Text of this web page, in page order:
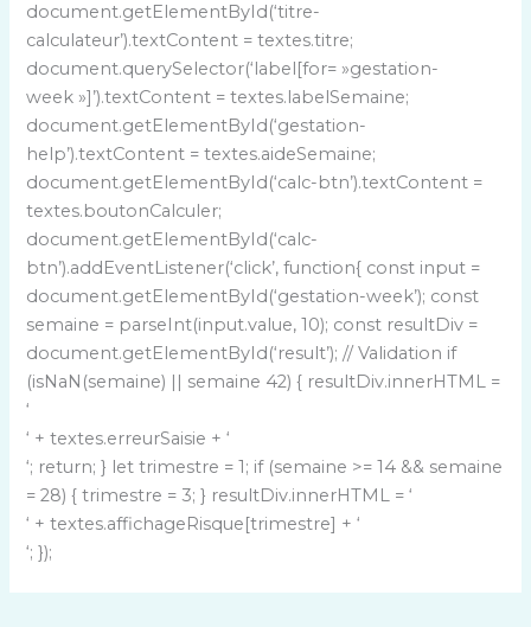
document.getElementById(‘titre-
calculateur’).textContent = textes.titre;
document.querySelector(‘label[for= »gestation-
week »]’).textContent = textes.labelSemaine;
document.getElementById(‘gestation-
help’).textContent = textes.aideSemaine;
document.getElementById(‘calc-btn’).textContent =
textes.boutonCalculer;
document.getElementById(‘calc-
btn’).addEventListener(‘click’, function{ const input =
document.getElementById(‘gestation-week’); const
semaine = parseInt(input.value, 10); const resultDiv =
document.getElementById(‘result’); // Validation if
(isNaN(semaine) || semaine 42) { resultDiv.innerHTML =
‘
‘ + textes.erreurSaisie + ‘
‘; return; } let trimestre = 1; if (semaine >= 14 && semaine
= 28) { trimestre = 3; } resultDiv.innerHTML = ‘
‘ + textes.affichageRisque[trimestre] + ‘
‘; });